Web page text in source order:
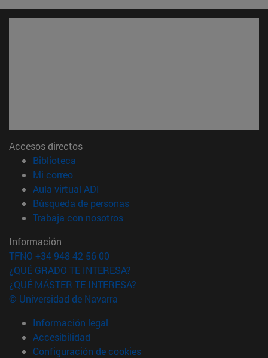
Accesos directos
Biblioteca
Mi correo(abre en nueva ventana)
Aula virtual ADI
Búsqueda de personas(abre en nueva ventana)
Trabaja con nosotros(abre en nueva ventana)
Información
TFNO +34 948 42 56 00
¿QUÉ GRADO TE INTERESA?
¿QUÉ MÁSTER TE INTERESA?
© Universidad de Navarra
Información legal
Accesibilidad
Configuración de cookies